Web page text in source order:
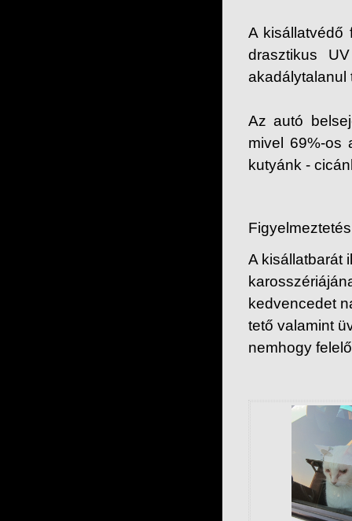
A kisállatvédő
drasztikus
akadálytalanul
Az autó
mivel 69%-os
kutyánk -
A kisállatbarát
kedvencedet
tető valamint
nemhogy